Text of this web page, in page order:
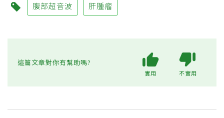
腹部超音波 肝腫瘤
這篇文章對你有幫助嗎?
實用 不實用